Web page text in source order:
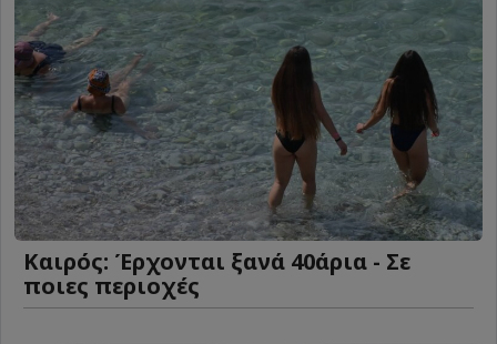
Καιρός: Έρχονται ξανά 40άρια - Σε
ποιες περιοχές